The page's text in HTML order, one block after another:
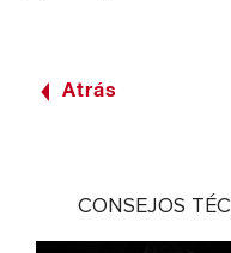
Atrás
CONSEJOS